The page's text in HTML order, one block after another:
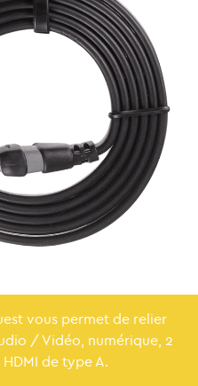
vous permet de relier
/ Vidéo, numérique, 2
de type A.